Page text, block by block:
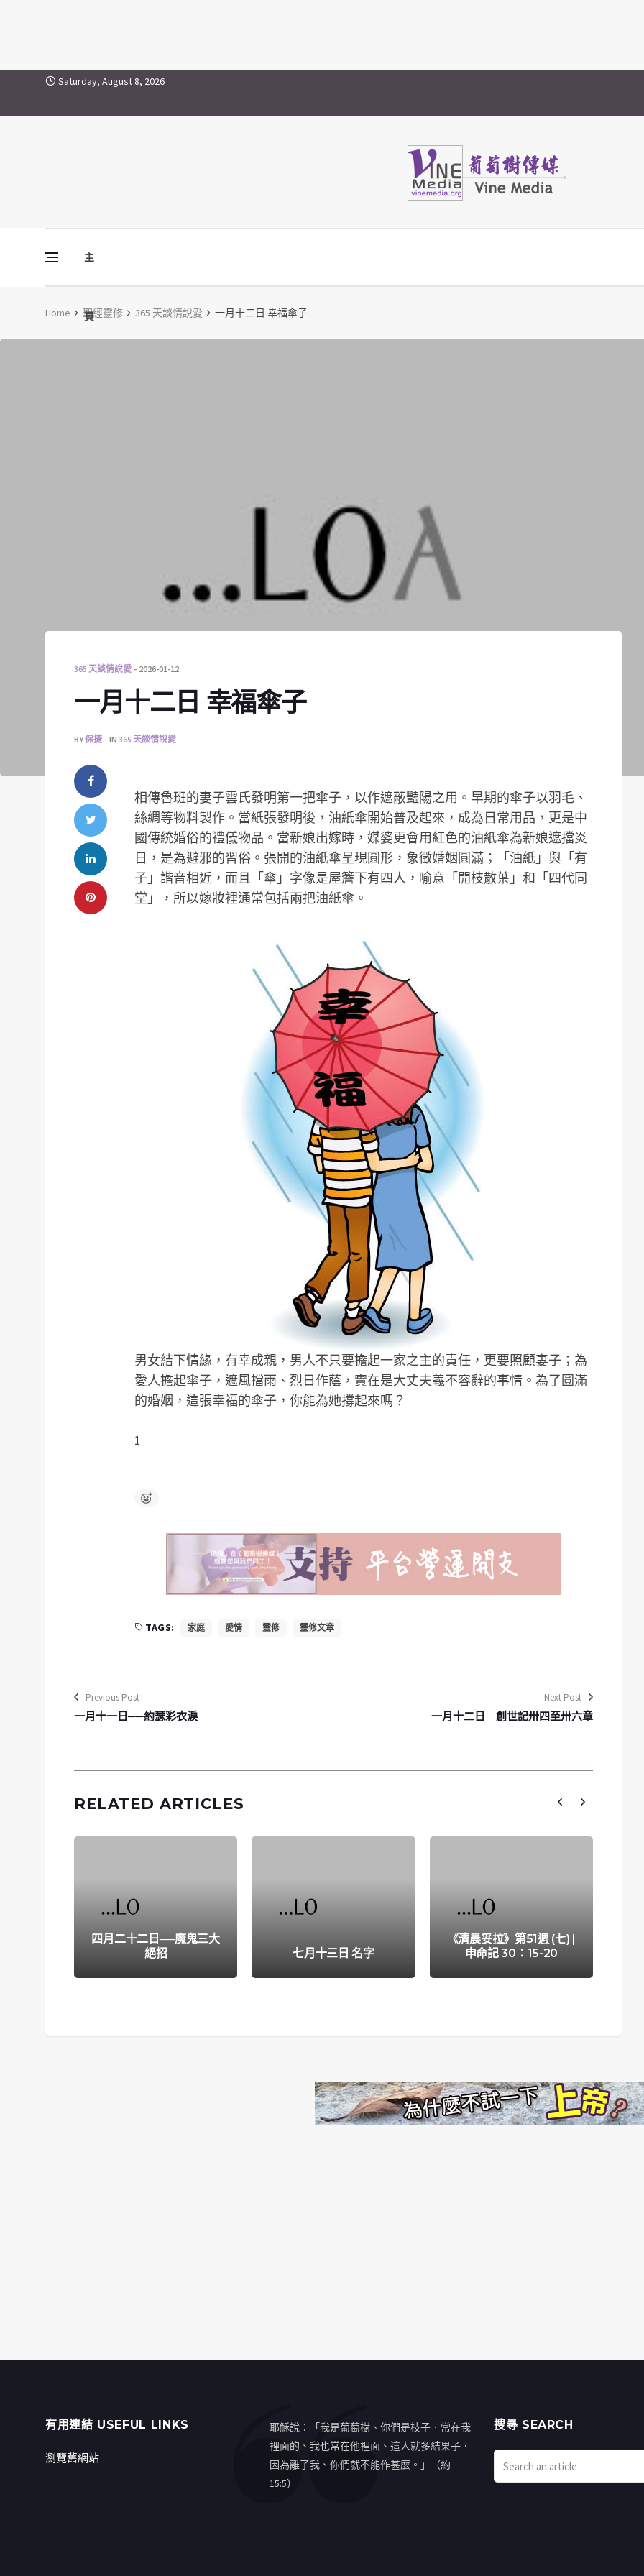
Skip to contentSaturday, August 8, 2026
主
頁
Vine Media
葡萄樹傳媒
Home 聖經靈修 365 天談情說愛 一月十二日 幸福傘子
365 天談情說愛 2026-01-12
一月十二日 幸福傘子
BY保捷 IN 365 天談情說愛
相傳魯班的妻子雲氏發明第一把傘子，以作遮蔽豔陽之用。早期的傘子以羽毛、
絲綢等物料製作。當紙張發明後，油紙傘開始普及起來，成為日常用品，更是中
國傳統婚俗的禮儀物品。當新娘出嫁時，媒婆更會用紅色的油紙傘為新娘遮擋炎
日，是為避邪的習俗。張開的油紙傘呈現圓形，象徵婚姻圓滿；「油紙」與「有
子」諧音相近，而且「傘」字像是屋簷下有四人，喻意「開枝散葉」和「四代同
堂」，所以嫁妝裡通常包括兩把油紙傘。
男女結下情緣，有幸成親，男人不只要擔起一家之主的責任，更要照顧妻子；為
愛人擔起傘子，遮風擋雨、烈日作蔭，實在是大丈夫義不容辭的事情。為了圓滿
的婚姻，這張幸福的傘子，你能為她撐起來嗎？
1
TAGS: 家庭 愛情 靈修 靈修文章
Previous Post
一月十一日──約瑟彩衣淚
Next Post
一月十二日 創世記卅四至卅六章
RELATED ARTICLES
四月二十二日──魔鬼三大
絕招
七月十三日 名字
《清晨妥拉》第51週 (七) |
申命記 30：15-20
有用連結 USEFUL LINKS
瀏覽舊網站
耶穌說：「我是葡萄樹、你們是枝子．常在我
裡面的、我也常在他裡面、這人就多結果子．
因為離了我、你們就不能作甚麼。」（約
15:5）
搜㝷 SEARCH